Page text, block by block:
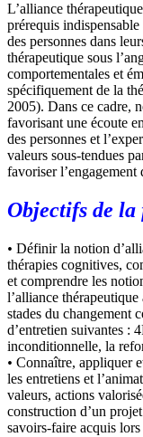
L’alliance
prérequis
des personnes dans
thérapeutique sous
comportementales et
spécifiquement de la
2005). Dans ce cadre,
favorisant une écoute
des personnes et
valeurs sous-tendues
favoriser l’engagement
Objectifs de
• Définir la notion
thérapies cognitives,
et comprendre les
l’alliance
stades du changement
d’entretien suivantes :
inconditionnelle, la
• Connaître, appliquer
les entretiens et
valeurs, actions
construction d’un
savoirs-faire acquis